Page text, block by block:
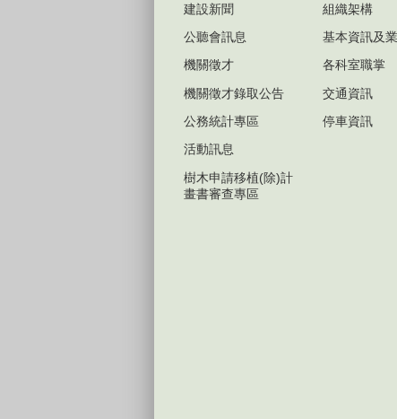
建設新聞
公聽會訊息
機關徵才
機關徵才錄取公告
公務統計專區
活動訊息
樹木申請移植(除)計
畫書審查專區
組織架構
基本資訊及
各科室職掌
交通資訊
停車資訊